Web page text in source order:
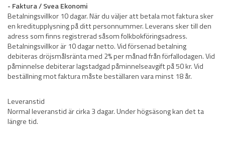
- Faktura / Svea Ekonomi
Betalningsvillkor 10 dagar. När du väljer att betala mot faktura sker
en kreditupplysning på ditt personnummer. Leverans sker till den
adress som finns registrerad såsom folkbokföringsadress.
Betalningsvillkor är 10 dagar netto. Vid försenad betalning
debiteras dröjsmålsränta med 2% per månad från förfallodagen. Vid
påminnelse debiterar lagstadgad påminnelseavgift på 50 kr. Vid
beställning mot faktura måste beställaren vara minst 18 år.
Leveranstid
Normal leveranstid är cirka 3 dagar. Under högsäsong kan det ta
längre tid.